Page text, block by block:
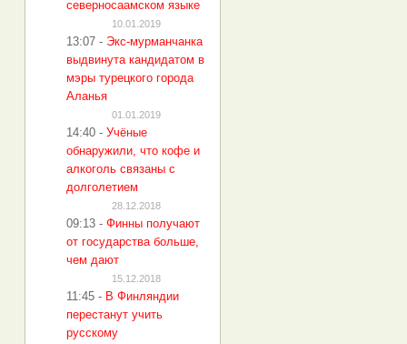
северносаамском языке
10.01.2019
13:07 - Экс-мурманчанка
выдвинута кандидатом в
мэры турецкого города
Аланья
01.01.2019
14:40 - Учёные
обнаружили, что кофе и
алкоголь связаны с
долголетием
28.12.2018
09:13 - Финны получают
от государства больше,
чем дают
15.12.2018
11:45 - В Финляндии
перестанут учить
русскому